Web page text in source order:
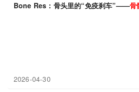
Bone Res：骨头里的“免疫刹车”——骨
2026-04-30